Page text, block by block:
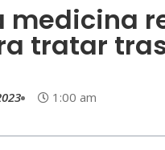
medicina
tratar
1:00 am